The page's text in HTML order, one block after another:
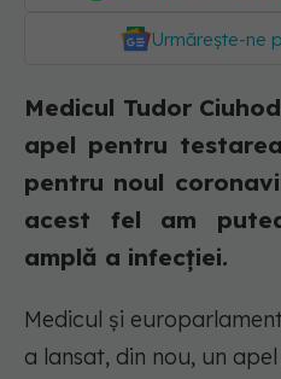
Urmărește-ne
Medicul Tudor
apel pentru
pentru noul
acest fel am
amplă a infecției.
Medicul și
a lansat, din nou, un